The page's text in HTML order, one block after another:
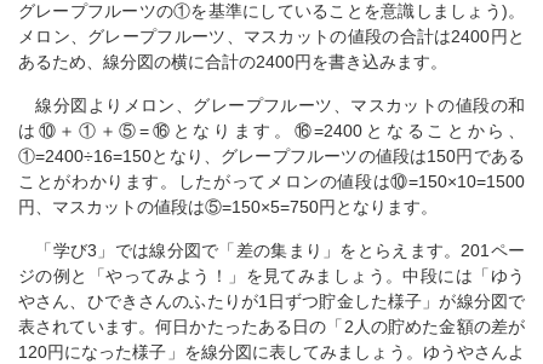
グレープフルーツの①を基準にしていることを意識しましょう)。
メロン、グレープフルーツ、マスカットの値段の合計は2400円と
あるため、線分図の横に合計の2400円を書き込みます。
線分図よりメロン、グレープフルーツ、マスカットの値段の和
は⑩＋①＋⑤=⑯となります。⑯=2400となることから、
①=2400÷16=150となり、グレープフルーツの値段は150円である
ことがわかります。したがってメロンの値段は⑩=150×10=1500
円、マスカットの値段は⑤=150×5=750円となります。
「学び3」では線分図で「差の集まり」をとらえます。201ペー
ジの例と「やってみよう！」を見てみましょう。中段には「ゆう
やさん、ひできさんのふたりが1日ずつ貯金した様子」が線分図で
表されています。何日かたったある日の「2人の貯めた金額の差が
120円になった様子」を線分図に表してみましょう。ゆうやさんよ